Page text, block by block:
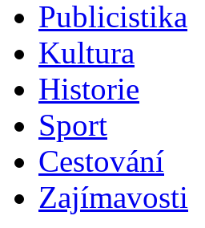
Publicistika
Kultura
Historie
Sport
Cestování
Zajímavosti